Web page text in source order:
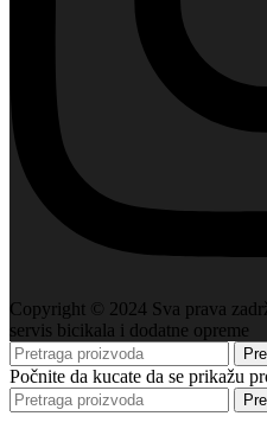
Copyright © 2024 Sva prava
servis bicikala i dodatne opreme
Počnite da kucate da se prikažu